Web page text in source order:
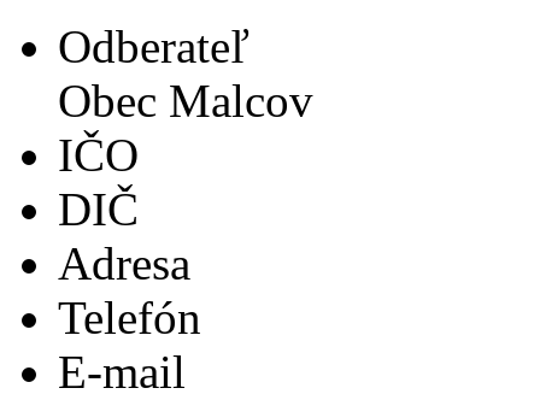
Odberateľ
Obec Malcov
IČO
DIČ
Adresa
Telefón
E-mail